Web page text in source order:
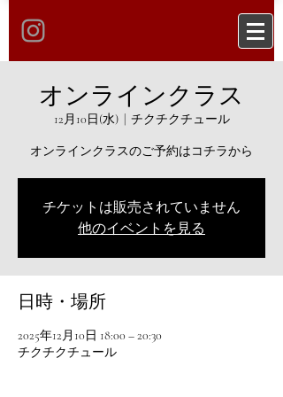
オンラインクラス
12月10日(水)
  |
チクチクチュール
オンラインクラスのご予約はコチラから
チケットは販売されていません
他のイベントを見る
日時・場所
2025年12月10日 18:00 – 20:30
チクチクチュール